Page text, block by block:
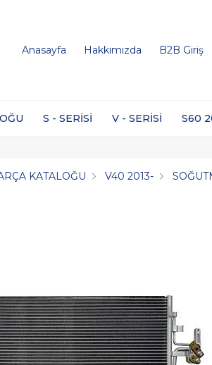
Anasayfa Hakkımızda B2B Giriş
S - SERİSİ V - SERİSİ S60
KATALOĞU V40 2013-